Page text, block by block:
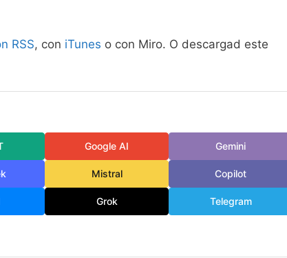
RSS, con iTunes o con Miro. O descargad este
Google AI Gemini
Mistral Copilot
Grok Telegram